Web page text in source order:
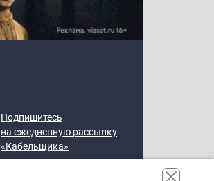
Подпишитесь
на ежедневную рассылку
«Кабельщика»